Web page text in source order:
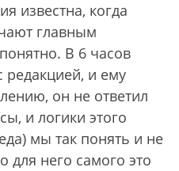
известна, когда
главным
В 6 часов
редакцией, и ему
он не ответил
и логики этого
мы так понять и не
для него самого это